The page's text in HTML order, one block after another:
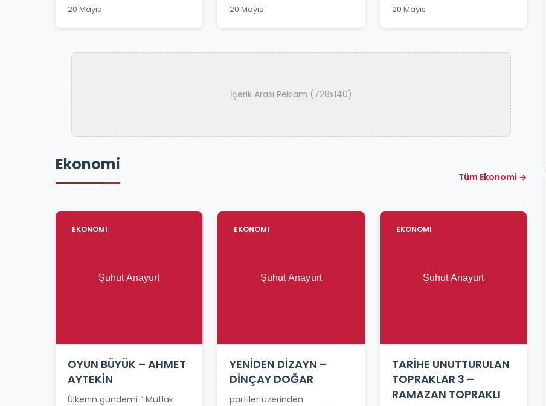
20 Mayıs 20 Mayıs 20 Mayıs
İçerik Arası Reklam (728x140)
Ekonomi
Tüm Ekonomi →
EKONOMI
OYUN BÜYÜK – AHMET
AYTEKİN
Ülkenin gündemi “ Mutlak
EKONOMI
YENİDEN DİZAYN –
DİNÇAY DOĞAR
partiler üzerinden
EKONOMI
TARİHE UNUTTURULAN
TOPRAKLAR 3 –
RAMAZAN TOPRAKLI